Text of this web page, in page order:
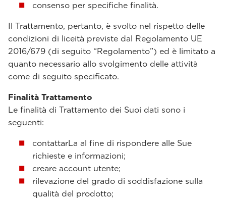
consenso per specifiche finalità.
Il Trattamento, pertanto, è svolto nel rispetto delle
condizioni di liceità previste dal Regolamento UE
2016/679 (di seguito “Regolamento”) ed è limitato a
quanto necessario allo svolgimento delle attività
come di seguito specificato.
Finalità Trattamento
Le finalità di Trattamento dei Suoi dati sono i
seguenti:
contattarLa al fine di rispondere alle Sue
richieste e informazioni;
creare account utente;
rilevazione del grado di soddisfazione sulla
qualità del prodotto;